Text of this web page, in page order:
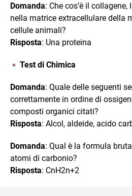
Domanda: Che cos’è il
nella matrice extracellulare della
cellule animali?
Risposta: Una proteina
Test di Chimica
Domanda: Quale delle seguenti
correttamente in ordine di
composti organici citati?
Risposta: Alcol, aldeide, acido
Domanda: Qual è la formula
atomi di carbonio?
Risposta: CnH2n+2